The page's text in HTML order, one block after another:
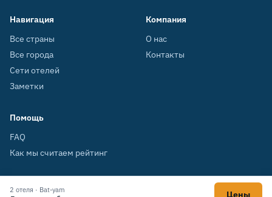
Навигация
Все страны
Все города
Сети отелей
Заметки
Компания
О нас
Контакты
Помощь
FAQ
Как мы считаем рейтинг
2 отеля · Bat-yam Цены